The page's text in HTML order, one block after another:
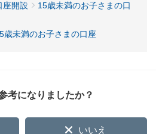
座開設
15歳未満のお子さまの口
歳未満のお子さまの口座
考になりましたか？
いいえ